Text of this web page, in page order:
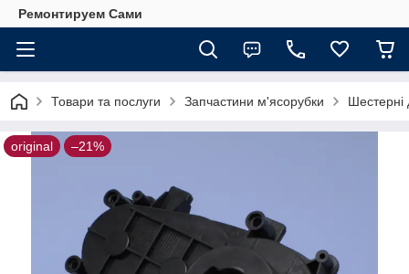
Ремонтируем Сами
Товари та послуги Запчастини м'ясорубки Шестерні
original –21%